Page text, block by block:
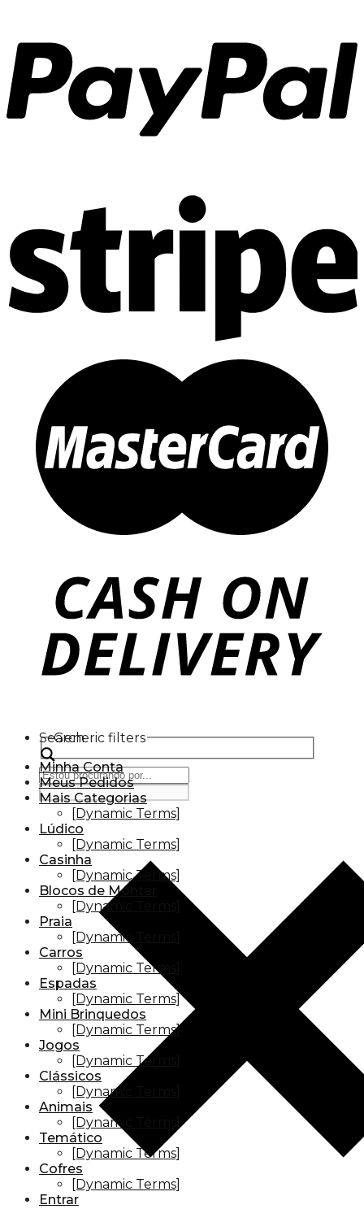
Search
Generic filters
Minha Conta
Meus Pedidos
Mais Categorias
[Dynamic Terms]
Lúdico
[Dynamic Terms]
Casinha
[Dynamic Terms]
Blocos de Montar
[Dynamic Terms]
Praia
[Dynamic Terms]
Carros
[Dynamic Terms]
Espadas
[Dynamic Terms]
Mini Brinquedos
[Dynamic Terms]
Jogos
[Dynamic Terms]
Clássicos
[Dynamic Terms]
Animais
[Dynamic Terms]
Temático
[Dynamic Terms]
Cofres
[Dynamic Terms]
Entrar